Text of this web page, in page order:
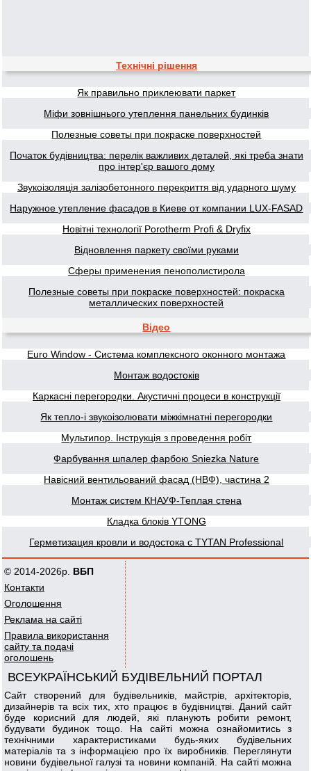
Технічні рішення
Як правильно приклеювати паркет
Міфи зовнішнього утеплення панельних будинків
Полезные советы при покраске поверхностей
Початок будівництва: перелік важливих деталей, які треба знати
про інтер'єр вашого дому
Звукоізоляція залізобетонного перекриття від ударного шуму
Наружное утепление фасадов в Киеве от компании LUX-FASAD
Новітні технології Porotherm Profi & Dryfix
Відновлення паркету своїми руками
Сферы применения пенополистирола
Полезные советы при покраске поверхностей: покраска
металлических поверхностей
Відео
Euro Window - Система комплексного оконного монтажа
Монтаж водостоків
Каркасні перегородки. Акустичні процеси в конструкції
Як тепло-і звукоізолювати міжкімнатні перегородки
Мультипор. Інструкція з проведення робіт
Фарбування шпалер фарбою Sniezka Nature
Навісний вентильований фасад (НВФ), частина 2
Монтаж систем КНАУФ-Теплая стена
Кладка блоків YTONG
Герметизация кровли и водостока с TYTAN Professional
© 2014-2026р. ВБП
Контакти
Оголошення
Реклама на сайті
Правила використання
сайту та подачі
оголошень
ВСЕУКРАЇНСЬКИЙ БУДІВЕЛЬНИЙ ПОРТАЛ
Сайт створений для будівельників, майстрів, архітекторів,
дизайнерів та всіх тих, хто працює в будівництві. Даний сайт
буде корисний для людей, які планують робити ремонт,
будувати будинок тощо. На сайті можна ознайомитись з
технічними характеристиками будь-яких будівельних
матеріалів та з інформацією про їх виробників. Переглянути
новини будівельної галузі та новини компаній. На сайті можна